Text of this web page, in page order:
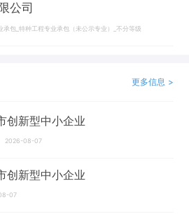
公司
承包_特种工程专业承包（未公示专业）_不分等级
更多信息 >
创新型中小企业
2026-08-07
创新型中小企业
07